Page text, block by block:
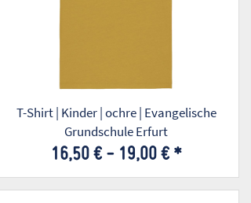
T-Shirt | Kinder | ochre | Evangelische
Grundschule Erfurt
16,50 € - 19,00 € *